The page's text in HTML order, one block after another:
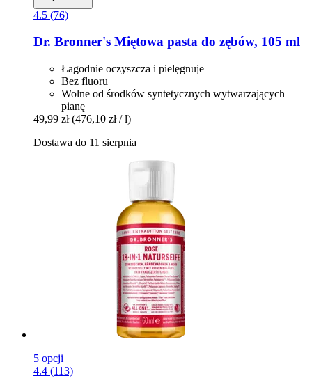
4.5 (76)
Dr. Bronner's Miętowa pasta do zębów, 105 ml
Łagodnie oczyszcza i pielęgnuje
Bez fluoru
Wolne od środków syntetycznych wytwarzających
pianę
49,99 zł (476,10 zł / l)
Dostawa do 11 sierpnia
5 opcji
4.4 (113)